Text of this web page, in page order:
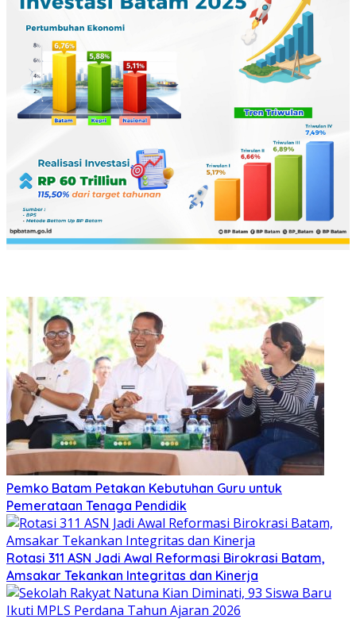
Pemko Batam Petakan Kebutuhan Guru untuk
Pemerataan Tenaga Pendidik
Rotasi 311 ASN Jadi Awal Reformasi Birokrasi Batam,
Amsakar Tekankan Integritas dan Kinerja